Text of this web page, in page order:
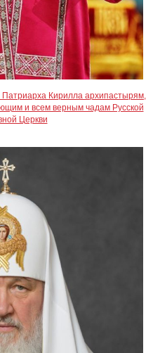
Кирилла архипастырям,
и всем верным чадам Русской
Церкви